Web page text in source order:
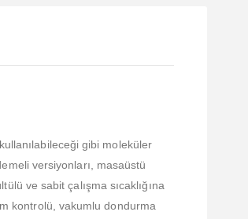
gibi moleküler
versiyonları, masaüstü
ve sabit çalışma sıcaklığına
kontrolü, vakumlu dondurma